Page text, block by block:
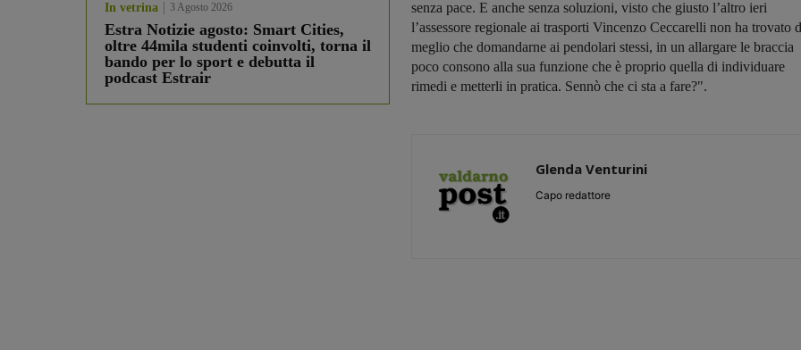
In vetrina 3 Agosto 2026
Estra Notizie agosto: Smart Cities,
oltre 44mila studenti coinvolti, torna il
bando per lo sport e debutta il
podcast Estrair
senza pace. E anche senza soluzioni, visto che giusto l’altro ieri
l’assessore regionale ai trasporti Vincenzo Ceccarelli non ha trovato
meglio che domandarne ai pendolari stessi, in un allargare le braccia
poco consono alla sua funzione che è proprio quella di individuare
rimedi e metterli in pratica. Sennò che ci sta a fare?".
Glenda Venturini
Capo redattore